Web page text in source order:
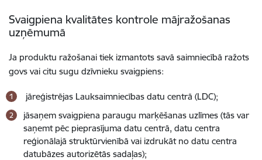
Svaigpiena kvalitātes kontrole mājražošanas
uzņēmumā
Ja produktu ražošanai tiek izmantots savā saimniecībā ražots
govs vai citu sugu dzīvnieku svaigpiens:
jāreģistrējas Lauksaimniecības datu centrā (LDC);
jāsaņem svaigpiena paraugu marķēšanas uzlīmes (tās var
saņemt pēc pieprasījuma datu centrā, datu centra
reģionālajā struktūrvienībā vai izdrukāt no datu centra
datubāzes autorizētās sadaļas);